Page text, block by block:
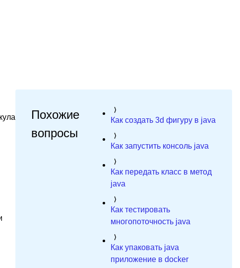
Похожие
вопросы
Как создать 3d фигуру в java
Как запустить консоль java
Как передать класс в метод
java
Как тестировать
многопоточность java
Как упаковать java
приложение в docker